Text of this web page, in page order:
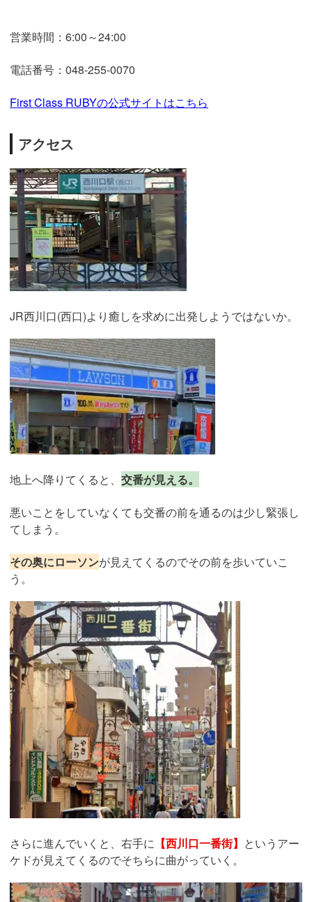
営業時間：6:00～24:00
電話番号：048-255-0070
First Class RUBYの公式サイトはこちら
アクセス
JR西川口(西口)より癒しを求めに出発しようではないか。
地上へ降りてくると、 交番が見える。
悪いことをしていなくても交番の前を通るのは少し緊張し
てしまう。
その奥にローソンが見えてくるのでその前を歩いていこ
う。
さらに進んでいくと、右手に 【西川口一番街】 というアー
ケドが見えてくるのでそちらに曲がっていく。